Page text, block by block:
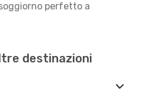
perfetto a
destinazioni